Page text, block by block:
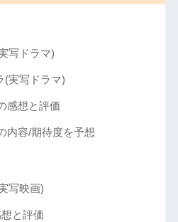
写ドラマ)
(実写ドラマ)
感想と評価
内容/期待度を予想
写映画)
と評価